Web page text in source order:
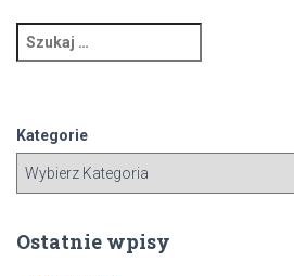
z
a
j
Kategorie
Ostatnie wpisy